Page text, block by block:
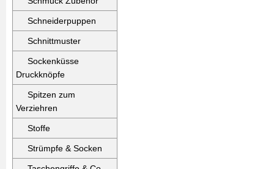
Schneiderpuppen
Schnittmuster
Sockenküsse
Druckknöpfe
Spitzen zum
Verziehren
Stoffe
Strümpfe & Socken